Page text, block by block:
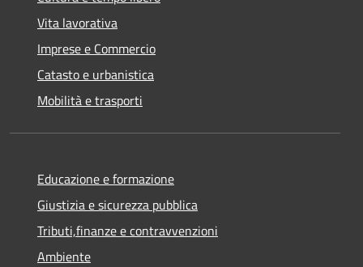
Vita lavorativa
Imprese e Commercio
Catasto e urbanistica
Mobilità e trasporti
Educazione e formazione
Giustizia e sicurezza pubblica
Tributi,finanze e contravvenzioni
Ambiente